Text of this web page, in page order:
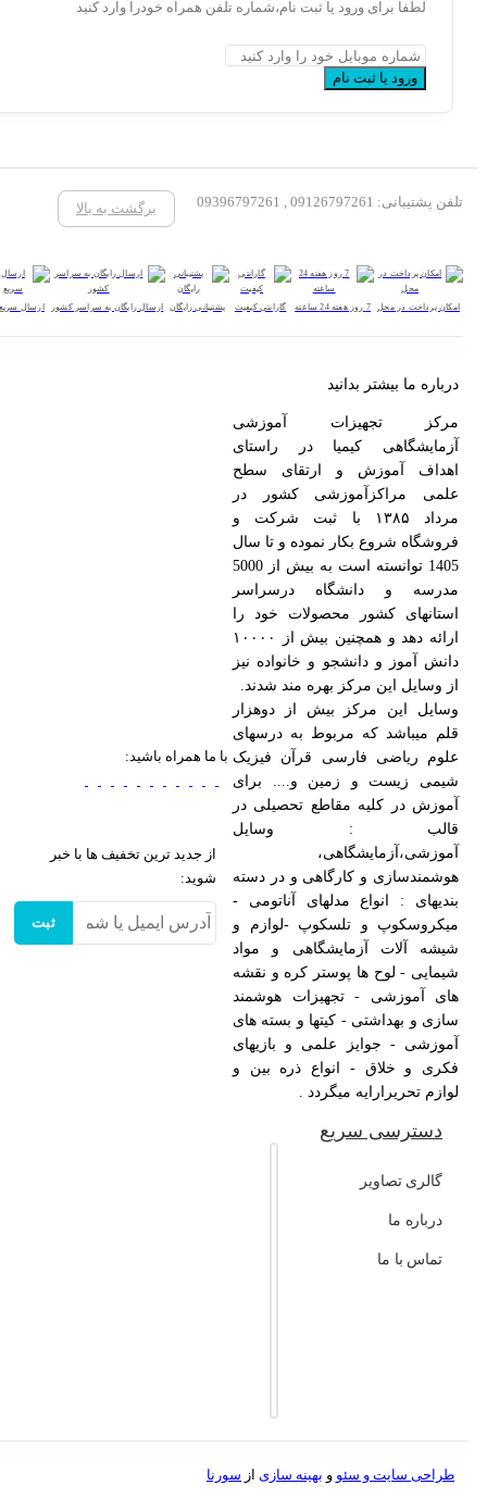
یا ثبت نام،شماره تلفن همراه خودرا وارد کنید
برگشت به بالا
گارانتی کیفیت پشتیبانی رایگان ارسال رایگان به سراسر کشور ارسال سریع
آموزشی
در راستای
و ارتقای سطح
کشور در
۱۳۸۵ با ثبت شرکت و
نموده و تا سال
1405 توانسته است به بیش از 5000
درسراسر
محصولات خود را
ارائه دهد و همچنین بیش از ۱۰۰۰۰
و خانواده نیز
بهره مند شدند.
بیش از دوهزار
مربوط به درسهای
قرآن فیزیک
و.... برای
مقاطع تحصیلی در
وسایل
و در دسته
مدلهای آناتومی -
-لوازم و
و مواد
پوستر کره و نقشه
هوشمند
- کیتها و بسته های
علمی و بازیهای
ذره بین و
میگردد .
با ما همراه باشید:
از جدید ترین تخفیف ها با خبر
شوید:
ثبت
وبهینه سازیاز سورنا